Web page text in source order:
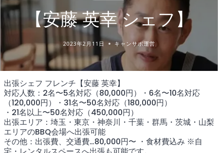
【安藤 英幸 シェフ】
2023年2月11日 キャンサポ運営
出張シェフ フレンチ【安藤 英幸】
対応人数：2名〜5名対応（80,000円）・6名〜10名対応
（120,000円）・31名〜50名対応（180,000円）
・21名以上〜50名対応（450,000円）
出張エリア：埼玉・東京・神奈川・千葉・群馬・茨城・山梨
エリアのBBQ会場へ出張可能
その他：出張費、交通費…80,000円〜 ・食材費込み ※自